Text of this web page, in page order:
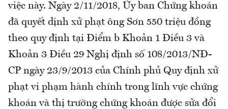
việc này. Ngày 2/11/2018, Ủy ban Chứng khoán
đã quyết dịnh xử phạt ông Sơn 550 triệu đồng
theo quy định tại Điểm b Khoản 1 Điều 3 và
Khoản 3 Điều 29 Nghị định số 108/2013/NĐ-
CP ngày 23/9/2013 của Chính phủ Quy định xử
phạt vi phạm hành chính trong lĩnh vực chứng
khoán và thị trường chứng khoán được sửa đổi